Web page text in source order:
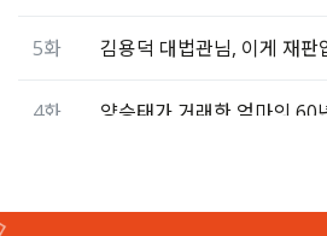
5화 김용덕 대법관님, 이게 재판
4화 양승태가 거래한 엄마의 60